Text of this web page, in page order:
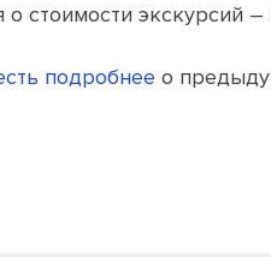
стоимости экскурсий –
подробнее о